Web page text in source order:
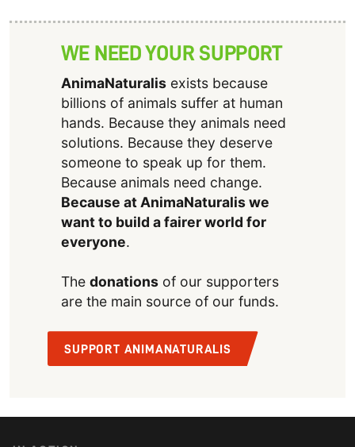
WE NEED YOUR SUPPORT
AnimaNaturalisexists because
billions of animals suffer at human
hands. Because they animals need
solutions. Because they deserve
someone to speak up for them.
Because animals need change.
Because at AnimaNaturalis we
want to build a fairer world for
everyone.
The donationsof our supporters
are the main source of our funds.
SUPPORT ANIMANATURALIS